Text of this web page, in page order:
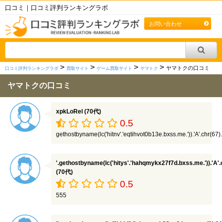
口コミ｜口コミ評判ランキングラボ
お問い合わせ
口コミ評判ランキングラボ > 買取サイト > ゲーム買取サイト > ヤマトク > ヤマトクの口コミ
ヤマトクの口コミ
xpkLoRel (70代)
0.5
(70代)
0.5
555